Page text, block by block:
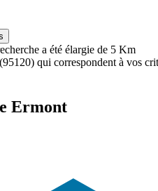
a été élargie de 5 Km
qui correspondent à vos
Ermont